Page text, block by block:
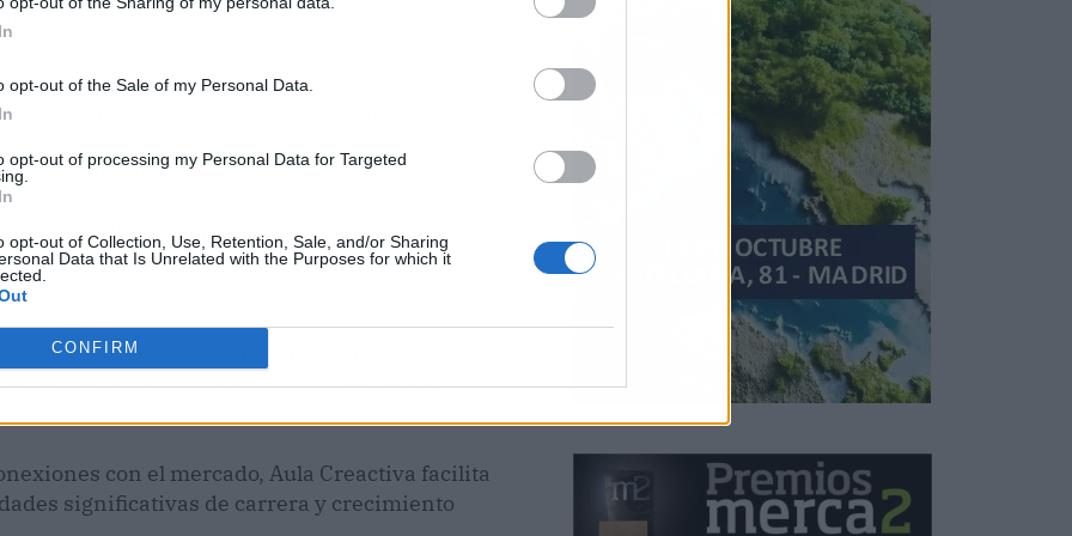
opt-out of the Sale of my Personal Data.
opt-out of processing my Personal Data for Targeted
opt-out of Collection, Use, Retention, Sale, and/or Sharing
Data that Is Unrelated with the Purposes for which it
CONFIRM
mundo profesional con una excelente base
complementa con un cuerpo docente
campos, asegurando una
tendencias y tecnologías.
ámbito digital requiere más que solo
y una comprensión estratégica del
solo en su experiencia, sino también en su
crítico, la solución creativa de
con el mercado, Aula Creactiva facilita
significativas de carrera y crecimiento